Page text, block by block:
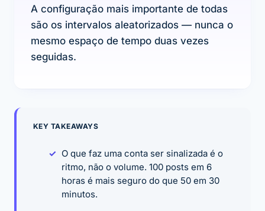
A configuração mais importante de todas
são os intervalos aleatorizados — nunca o
mesmo espaço de tempo duas vezes
seguidas.
KEY TAKEAWAYS
O que faz uma conta ser sinalizada é o
ritmo, não o volume. 100 posts em 6
horas é mais seguro do que 50 em 30
minutos.